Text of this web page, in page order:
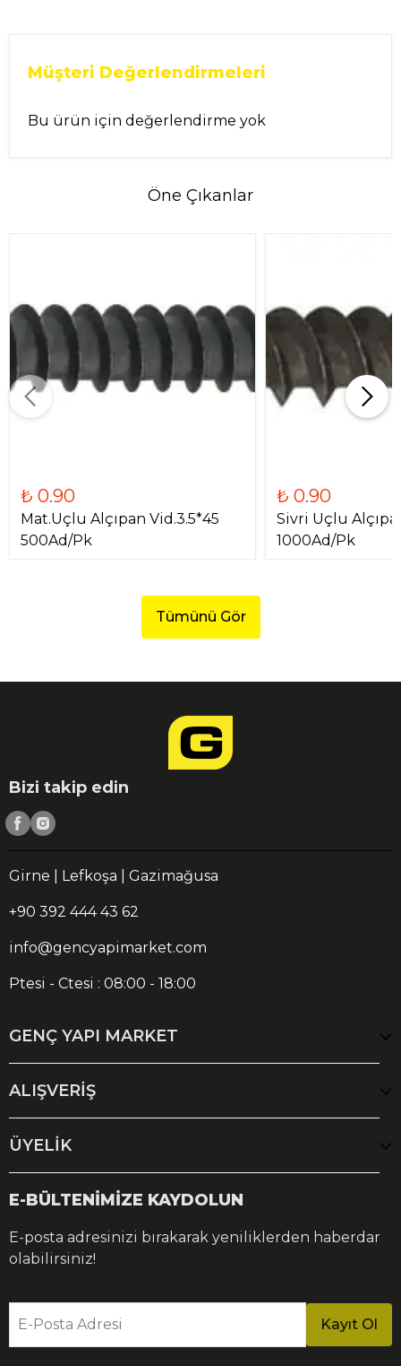
Müşteri Değerlendirmeleri
Bu ürün için değerlendirme yok
Öne Çıkanlar
₺ 0.90
Mat.Uçlu Alçıpan Vid.3.5*45
500Ad/Pk
₺ 0.90
Sivri Uçlu
1000Ad/Pk
Tümünü Gör
Bizi takip edin
Girne | Lefkoşa | Gazimağusa
+90 392 444 43 62
info@gencyapimarket.com
Ptesi - Ctesi : 08:00 - 18:00
GENÇ YAPI MARKET
ALIŞVERİŞ
ÜYELİK
E-BÜLTENİMİZE KAYDOLUN
E-posta adresinizi bırakarak yeniliklerden haberdar
olabilirsiniz!
E-Posta Adresi Kayıt Ol